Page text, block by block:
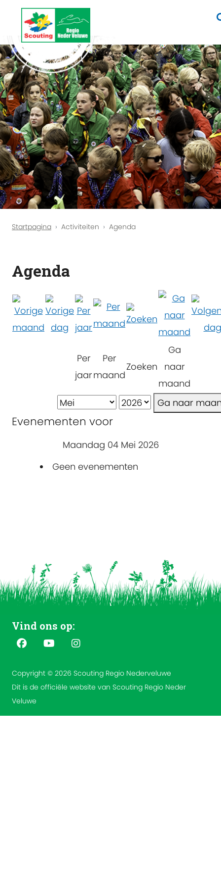
Startpagina Activiteiten Agenda
Agenda
Per
jaar
Per
maand
Zoeken
Ga
naar
maand
Ga naar
Evenementen voor
Maandag 04 Mei 2026
Geen evenementen
Vind ons op:
Copyright © 2026 Scouting Regio Nederveluwe
Dit is de officiële website van Scouting Regio Neder
Veluwe